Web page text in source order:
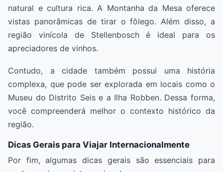
natural e cultura rica. A Montanha da Mesa oferece
vistas panorâmicas de tirar o fôlego. Além disso, a
região vinícola de Stellenbosch é ideal para os
apreciadores de vinhos.
Contudo, a cidade também possui uma história
complexa, que pode ser explorada em locais como o
Museu do Distrito Seis e a Ilha Robben. Dessa forma,
você compreenderá melhor o contexto histórico da
região.
Dicas Gerais para Viajar Internacionalmente
Por fim, algumas dicas gerais são essenciais para